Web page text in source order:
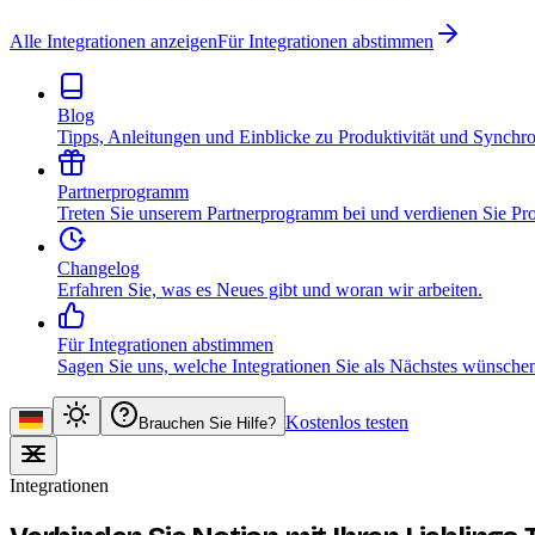
Alle Integrationen anzeigenFür Integrationen abstimmen
Blog
Tipps, Anleitungen und Einblicke zu Produktivität und
Partnerprogramm
Treten Sie unserem Partnerprogramm bei und verdienen Sie
Changelog
Erfahren Sie, was es Neues gibt und woran wir arbeiten.
Für Integrationen abstimmen
Sagen Sie uns, welche Integrationen Sie als Nächstes
Brauchen Sie Hilfe? Kostenlos testen
Integrationen